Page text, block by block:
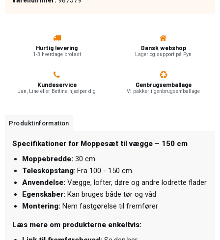
Hurtig levering
1-3 hverdage brofast
Dansk webshop
Lager og support på Fyn
Kundeservice
Jan, Line eller Bettina hjælper dig
Genbrugsemballage
Vi pakker i genbrugsemballage
Produktinformation
Specifikationer for Moppesæt til vægge – 150 cm
Moppebredde: 30 cm
Teleskopstang: Fra 100 - 150 cm.
Anvendelse: Vægge, lofter, døre og andre lodrette flader
Egenskaber: Kan bruges både tør og våd
Montering: Nem fastgørelse til fremfører
Læs mere om produkterne enkeltvis: